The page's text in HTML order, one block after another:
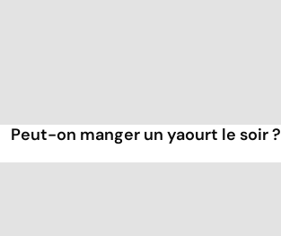
Peut-on manger un yaourt le soir ?